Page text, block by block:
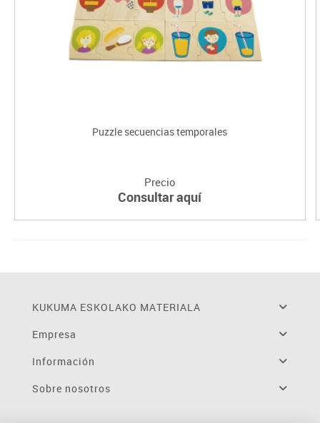
Puzzle secuencias temporales
Precio
Consultar aquí
KUKUMA ESKOLAKO MATERIALA
Empresa
Información
Sobre nosotros